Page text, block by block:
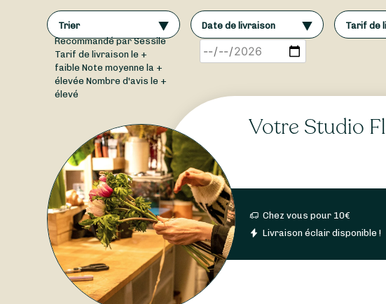
Trier
Recommandé par Sessile
Tarif de livraison le +
faible Note moyenne la +
élevée Nombre d'avis le +
élevé
Date de livraison Tarif de
Votre Studio
Chez vous pour 10€
Livraison éclair disponible !